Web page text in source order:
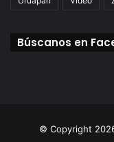
Búscanos en
© Copyright